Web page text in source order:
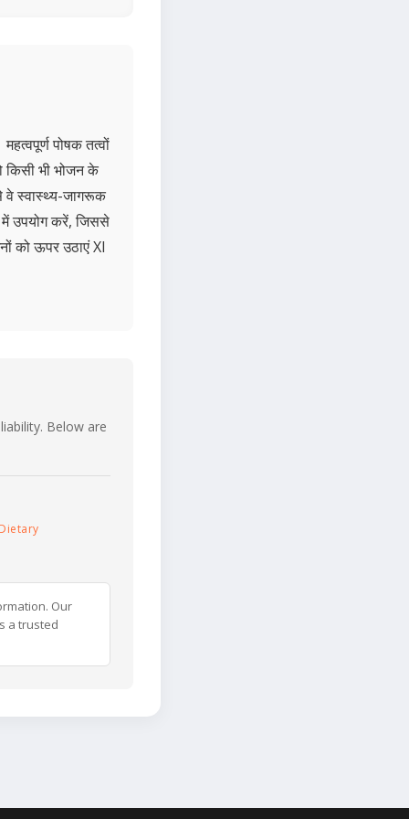
पोषक तत्वों
किसी भी भोजन के
वे स्वास्थ्य-जागरूक
में उपयोग करें, जिससे
को ऊपर उठाएं Xl
Below are
Our
a trusted